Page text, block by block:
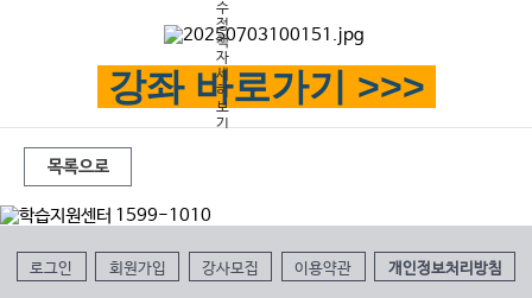
강좌 바로가기 >>>
목록으로
로그인 회원가입 강사모집 이용약관 개인정보처리방침